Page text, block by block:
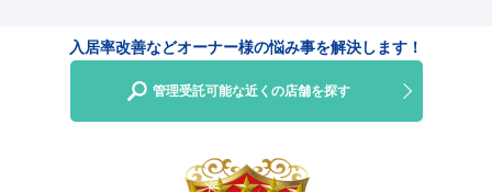
入居率改善などオーナー様の悩み事を解決します！
管理受託可能な近くの店舗を探す